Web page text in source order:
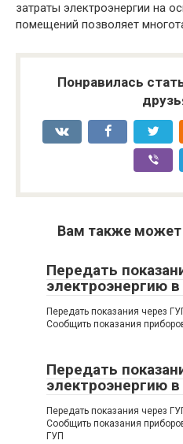
затраты электроэнергии на
помещений позволяет
Понравилась
Вам также может
Передать
электроэнергию
Передать показания через
Сообщить показания
Передать
электроэнергию
Передать показания через
Сообщить показания
ГУП